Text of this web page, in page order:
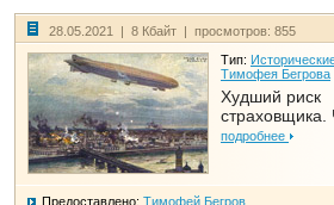
28.05.2021 | 8 Кбайт | просмотров: 855
Тип:
Тимофея Бегрова
Худший риск
страховщика.
подробнее
Предоставлено: Тимофей Бегров